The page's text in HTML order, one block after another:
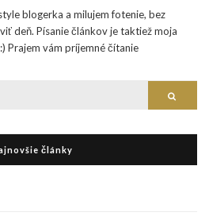
blogerka a milujem fotenie, bez
deň. Písanie článkov je taktiež moja
Prajem vám príjemné čítanie
články